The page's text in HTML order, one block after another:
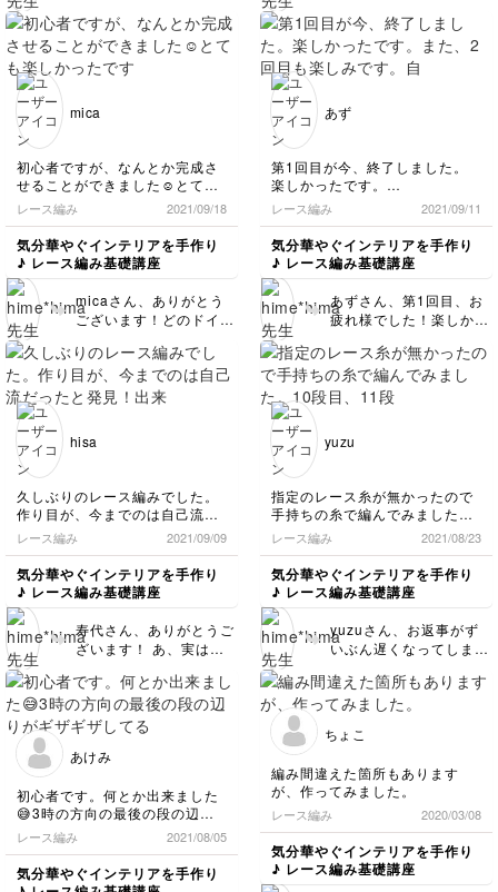
目で編まれていますね！
最後の形がすこし凹んだ
ところは、編み始めの位
所より形が変わりやすい
そのあたりも形を綺麗に
取れるようになると思い
ます！ ぜひまたチャレ
ンジしてみてください
ね！
らい編み目が揃ってい
て、「編み目が安定しな
い」と書かれています
ですよーすごく綺麗な仕
上がりです！ 糸の違い
て編んでみるのも楽しい
ですよね！糸によって
も、好みとかがわかって
くるかなと思うので、そ
れも面白いと思います！
これからもよろしくお願
いします！
mica
初心者ですが、なんとか完成さ
せることができました☺️とても
楽しかったです♡
キットを注文したのですが、指
定の糸（8gの第一回目レッスン
用と書いてありました）が細く
て、私は難しいと感じてしまっ
たので、別の糸でまずやってみ
ることにしました💦2枚はこれ
で練習して、3枚目は指定の糸
でできました！
糸で仕上がりの感じもだいぶ違
うのですね😌
もっと練習して色々できるよう
になりたいと思いました😃
これからのレッスンも楽しみに
しています💕宜しくお願い致し
ます！
レース編み 2021/09/18
気分華やぐインテリアを手作り
♪ レース編み基礎講座
micaさん、ありがとう
ございます！どのドイリ
ていて初心者さんとは思
えないくらいですよー！
糸によって仕上がりも違
で編んでいくと、好きな
好みもわかってきて、そ
れもまた楽しいかなと思
います！ hime*himaと
して、他にもたくさんド
イリーの編み図を紹介し
ているので、ぜひ色々楽
しみながら編んでいただ
けたら嬉しいです〜😊✨
あず
第1回目が今、終了しました。
楽しかったです。
また、2回目も楽しみです。
自分の好きな時に、何度も見な
がらできるのがいいですね。あ
りがとうございました。
レース編み 2021/09/11
気分華やぐインテリアを手作り
♪ レース編み基礎講座
あずさん、第1回目、お
疲れ様でした！楽しかっ
とても嬉しかったです！
編んでいて難しい部分な
どはなかったですか？も
ければ、出来る限りお答
す！ 2回目もよろしくお
願いします😊✨ ありがと
うございました！
hisa
久しぶりのレース編みでした。
作り目が、今までのは自己流だ
ったと発見！
出来上がりが直径8.3cmだった
ので、編み方がきついのでしょ
うか？
楽しくなって、同じ日に、自宅
にあった他の糸で編んでみまし
た。
糸が太い分、大きくできまし
た。
これからもよろしくお願いしま
す。
レース編み 2021/09/09
気分華やぐインテリアを手作り
♪ レース編み基礎講座
寿代さん、ありがとうご
ざいます！ あ、実は私
で、もし、寿代さんが自
己流で編む方が簡単だと
感じるならそれでも大丈
み目もきついようにも見
ですよー こちらこそよ
ろしくお願いいたしま
す！
yuzu
指定のレース糸が無かったので
手持ちの糸で編んでみました。
10段目、11段目の細編み2目一
度の目を前段の何処に入れたら
いいのか、先生の動画の手元を
何度か確認しながら仕上げまし
た。何とか形になってます。楽
しく編めました🎶
レース編み 2021/08/23
気分華やぐインテリアを手作り
♪ レース編み基礎講座
yuzuさん、お返事がず
いぶん遅くなってしまっ
のドイリーを編んでくだ
さってありがとうござい
仕上がってますね！ 細
は、見るだけだとどの部
分に編むのか難しいです
よね、、 10段目の細編
みの2目一度は、 9段目
の1目めと2目めで1回編
んで（9段目の1目めの黒
あけみ
初心者です。何とか出来ました
😅3時の方向の最後の段の辺り
がギザギザしてるのは何か間違
えているのでしょうか😅楽しい
のでこれからもヒメヒマさんの
レッスン動画を楽しみにしてい
レース編み 2021/08/05
気分華やぐインテリアを手作り
ちょこ
編み間違えた箇所もあります
が、作ってみました。
レース編み 2020/03/08
気分華やぐインテリアを手作り
♪ レース編み基礎講座